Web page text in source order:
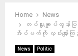
Home
News
တပ်မှူးချုပ်ထွန်း
အိပ်မက်ကို လှမ်းမျှော်ကြ
News Politic